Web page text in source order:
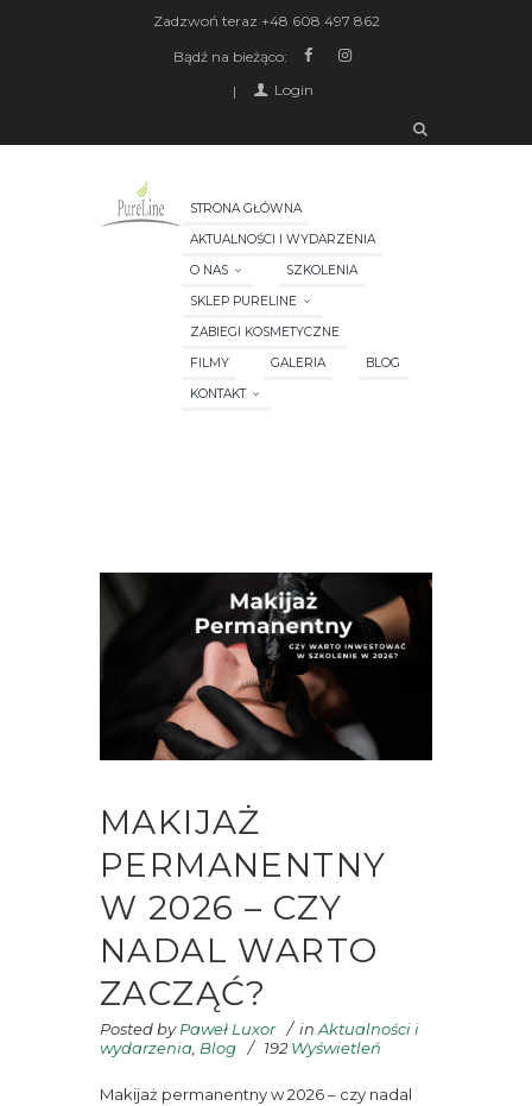
Zadzwoń teraz +48 608 497 862
Bądź na bieżąco:
Login
STRONA GŁÓWNA
AKTUALNOŚCI I WYDARZENIA
O NAS
SZKOLENIA
SKLEP PURELINE
ZABIEGI KOSMETYCZNE
FILMY
GALERIA
BLOG
KONTAKT
MAKIJAŻ
PERMANENTNY
W 2026 – CZY
NADAL WARTO
ZACZĄĆ?
Posted byPaweł Luxor in Aktualności i
wydarzenia Blog 192 Wyświetleń
Makijaż permanentny w 2026 – czy nadal